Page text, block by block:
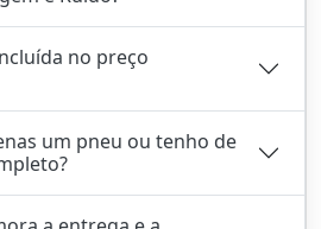
no preço
um pneu ou tenho de